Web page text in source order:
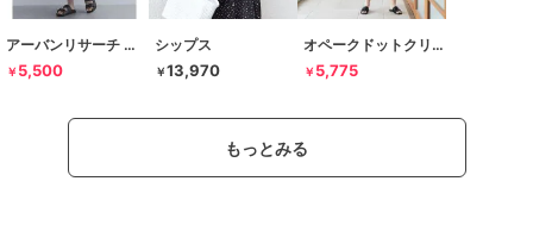
アーバンリサーチ ドアーズ
￥ 5,500
シップス
￥13,970
オペークドットクリップ
￥ 5,775
もっとみる